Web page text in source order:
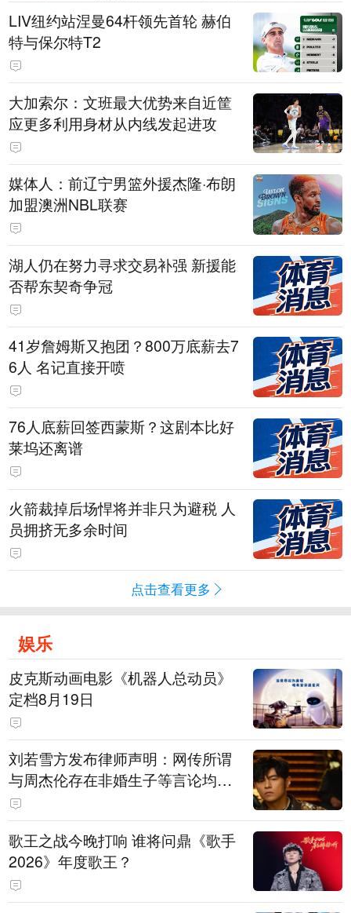
LIV纽约站涅曼64杆领先首轮 赫伯
特与保尔特T2
大加索尔：文班最大优势来自近筐
应更多利用身材从内线发起进攻
媒体人：前辽宁男篮外援杰隆·布朗
加盟澳洲NBL联赛
湖人仍在努力寻求交易补强 新援能
否帮东契奇争冠
41岁詹姆斯又抱团？800万底薪去7
6人 名记直接开喷
76人底薪回签西蒙斯？这剧本比好
莱坞还离谱
火箭裁掉后场悍将并非只为避税 人
员拥挤无多余时间
点击查看更多
娱乐
皮克斯动画电影《机器人总动员》
定档8月19日
刘若雪方发布律师声明：网传所谓
与周杰伦存在非婚生子等言论均为
不实信息
歌王之战今晚打响 谁将问鼎《歌手
2026》年度歌王？